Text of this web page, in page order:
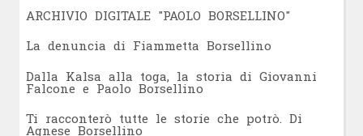
ARCHIVIO DIGITALE "PAOLO BORSELLINO"
La denuncia di Fiammetta Borsellino
Dalla Kalsa alla toga, la storia di Giovanni
Falcone e Paolo Borsellino
Ti racconterò tutte le storie che potrò. Di
Agnese Borsellino